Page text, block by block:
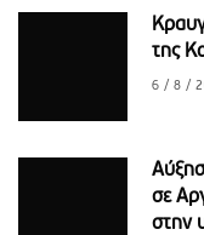
της
6 / 8 /
σε
στην